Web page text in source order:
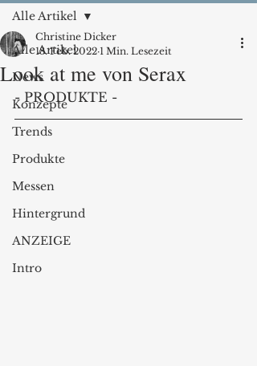
Alle Artikel
News
Konzepte
Trends
Produkte
Messen
Hintergrund
ANZEIGE
Intro
Alle Artikel
Look at me von Serax
Christine Dicker
18. Feb. 2022 1 Min. Lesezeit
- PRODUKTE -